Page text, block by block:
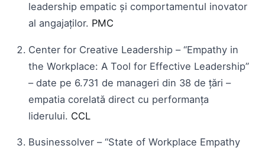
leadership empatic şi comportamentul inovator
al angajaţilor. PMC
Center for Creative Leadership – “Empathy in
the Workplace: A Tool for Effective Leadership”
– date pe 6.731 de manageri din 38 de ţări –
empatia corelată direct cu performanţa
liderului. CCL
Businessolver – “State of Workplace Empathy